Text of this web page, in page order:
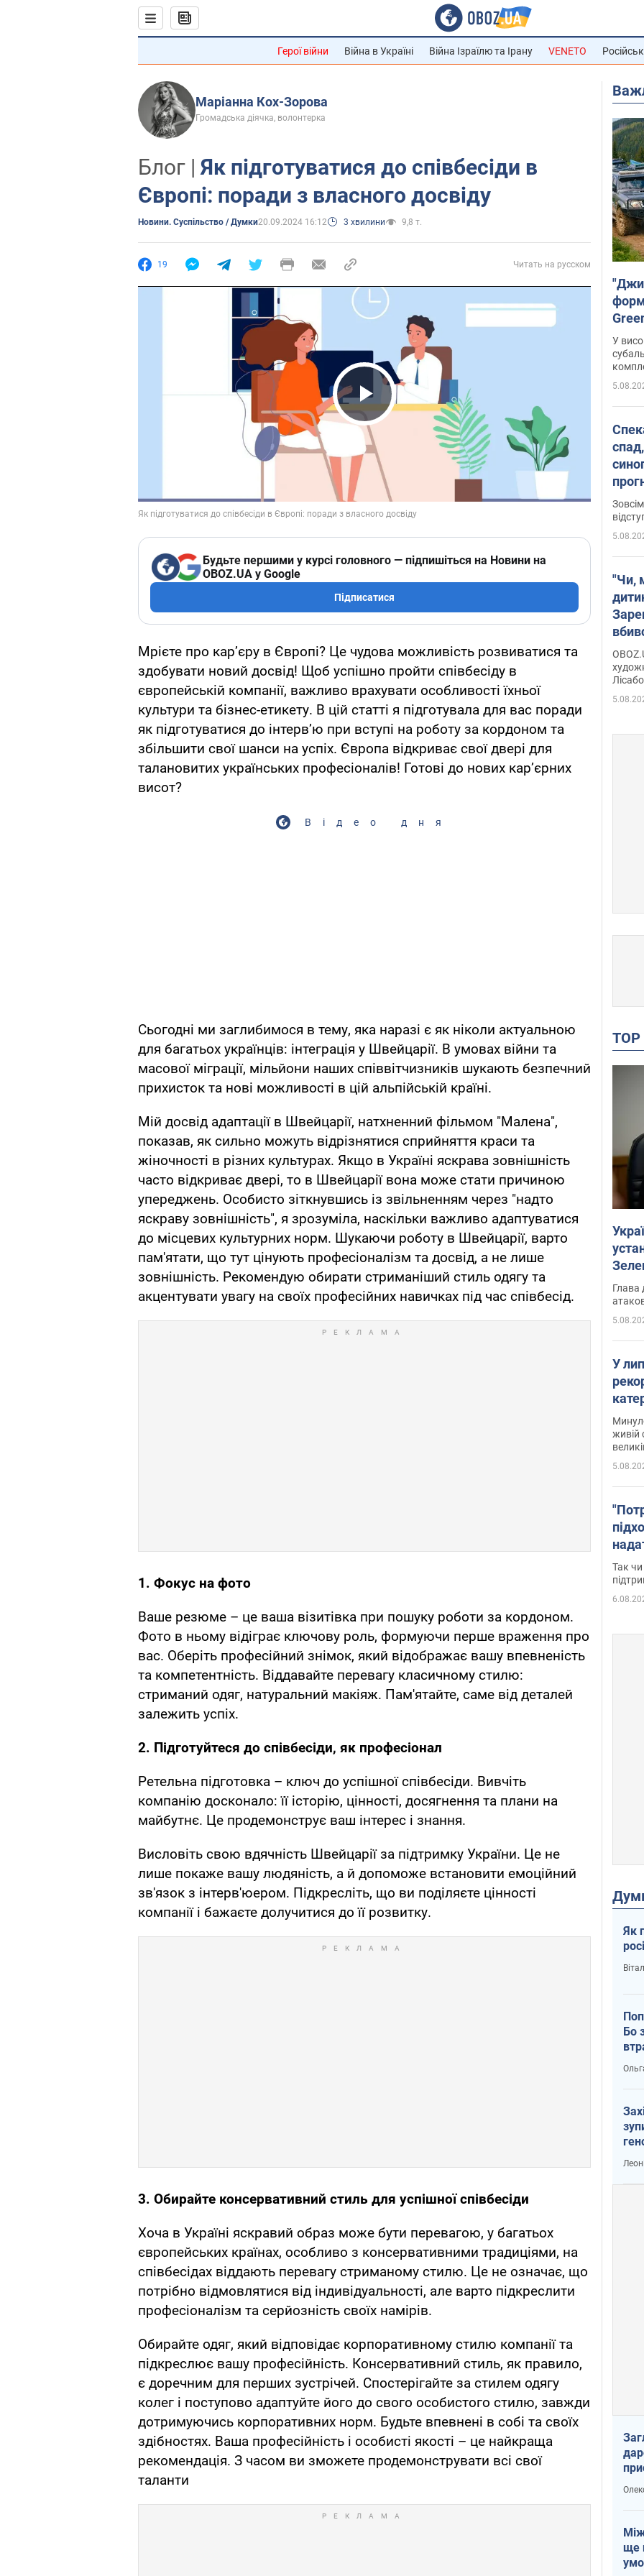
Герої війни Війна в Україні Війна Ізраїлю та Ірану VENETO
Маріанна Кох-Зорова
Громадська діячка, волонтерка
Блог |Як підготуватися до співбесіди в
Європі: поради з власного досвіду
Новини. Суспільство / Думки20.09.2024 16:12 3 хвилини 9,8 т.
19 Читать на русском
Play Video
Будьте першими у курсі головного — підпишіться на Новини на
OBOZ.UA у Google
Підписатися
Мрієте про кар’єру в Європі? Це чудова можливість розвиватися та
здобувати новий досвід! Щоб успішно пройти співбесіду в
європейській компанії, важливо врахувати особливості їхньої
культури та бізнес-етикету. В цій статті я підготувала для вас поради
як підготуватися до інтерв’ю при вступі на роботу за кордоном та
збільшити свої шанси на успіх. Європа відкриває свої двері для
талановитих українських професіоналів! Готові до нових кар’єрних
висот?
Відео дня
Сьогодні ми заглибимося в тему, яка наразі є як ніколи актуальною
для багатьох українців: інтеграція у Швейцарії. В умовах війни та
масової міграції, мільйони наших співвітчизників шукають безпечний
прихисток та нові можливості в цій альпійській країні.
Мій досвід адаптації в Швейцарії, натхненний фільмом "Малена",
показав, як сильно можуть відрізнятися сприйняття краси та
жіночності в різних культурах. Якщо в Україні яскрава зовнішність
часто відкриває двері, то в Швейцарії вона може стати причиною
упереджень. Особисто зіткнувшись із звільненням через "надто
яскраву зовнішність", я зрозуміла, наскільки важливо адаптуватися
до місцевих культурних норм. Шукаючи роботу в Швейцарії, варто
пам'ятати, що тут цінують професіоналізм та досвід, а не лише
зовнішність. Рекомендую обирати стриманіший стиль одягу та
акцентувати увагу на своїх професійних навичках під час співбесід.
1. Фокус на фото
Ваше резюме – це ваша візитівка при пошуку роботи за кордоном.
Фото в ньому відіграє ключову роль, формуючи перше враження про
вас. Оберіть професійний знімок, який відображає вашу впевненість
та компетентність. Віддавайте перевагу класичному стилю:
стриманий одяг, натуральний макіяж. Пам'ятайте, саме від деталей
залежить успіх.
2. Підготуйтеся до співбесіди, як професіонал
Ретельна підготовка – ключ до успішної співбесіди. Вивчіть
компанію досконало: її історію, цінності, досягнення та плани на
майбутнє. Це продемонструє ваш інтерес і знання.
Висловіть свою вдячність Швейцарії за підтримку України. Це не
лише покаже вашу людяність, а й допоможе встановити емоційний
зв'язок з інтерв'юером. Підкресліть, що ви поділяєте цінності
компанії і бажаєте долучитися до її розвитку.
3. Обирайте консервативний стиль для успішної співбесіди
Хоча в Україні яскравий образ може бути перевагою, у багатьох
європейських країнах, особливо з консервативними традиціями, на
співбесідах віддають перевагу стриманому стилю. Це не означає, що
потрібно відмовлятися від індивідуальності, але варто підкреслити
професіоналізм та серйозність своїх намірів.
Обирайте одяг, який відповідає корпоративному стилю компанії та
підкреслює вашу професійність. Консервативний стиль, як правило,
є доречним для перших зустрічей. Спостерігайте за стилем одягу
колег і поступово адаптуйте його до свого особистого стилю, завжди
дотримуючись корпоративних норм. Будьте впевнені в собі та своїх
здібностях. Ваша професійність і особисті якості – це найкраща
рекомендація. З часом ви зможете продемонструвати всі свої
таланти
У
"Чи,
в
Глава
У
живій
Так чи
Як
Бо
ще